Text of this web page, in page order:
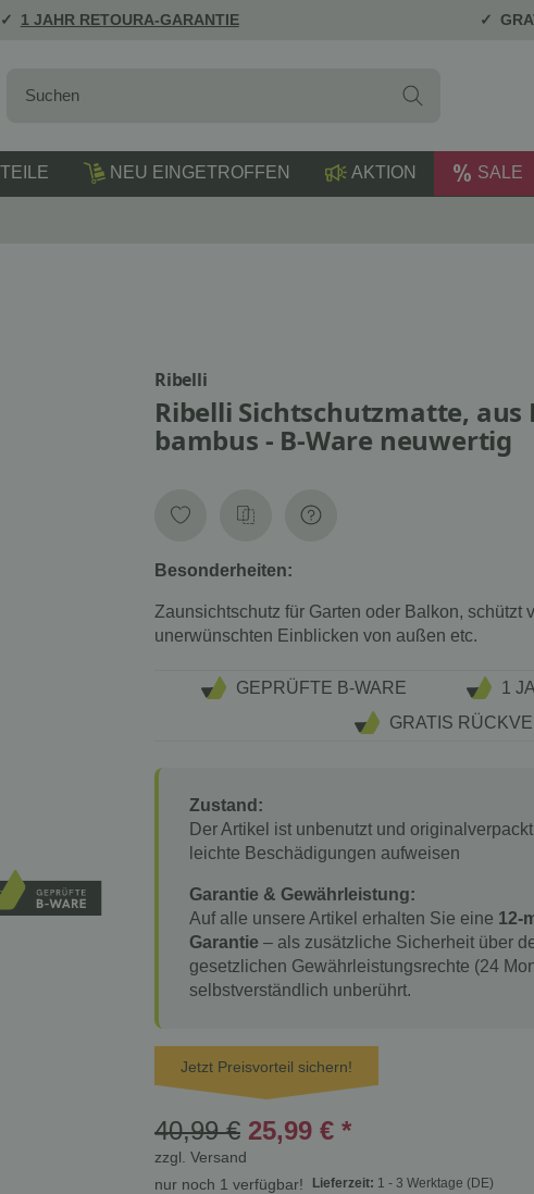
1 JAHR RETOURA-GARANTIE
NEU EINGETROFFEN AKTION SALE
Ribelli
Ribelli Sichtschutzmatte, aus
bambus - B-Ware neuwertig
Besonderheiten:
Zaunsichtschutz für Garten oder Balkon, schützt
unerwünschten Einblicken von außen etc.
GEPRÜFTE B-WARE
1
GRATIS
Zustand:
Der Artikel ist unbenutzt und
leichte Beschädigungen aufweisen
Garantie & Gewährleistung:
Auf alle unsere Artikel erhalten Sie eine 12-
Garantie – als zusätzliche Sicherheit über
gesetzlichen Gewährleistungsrechte (24
selbstverständlich unberührt.
Jetzt Preisvorteil sichern!
40,99 € 25,99 € *
zzgl. Versand
nur noch 1 verfügbar!
Lieferzeit: 1 - 3 Werktage (DE)